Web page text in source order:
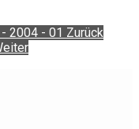
2004 - 01 Zurück